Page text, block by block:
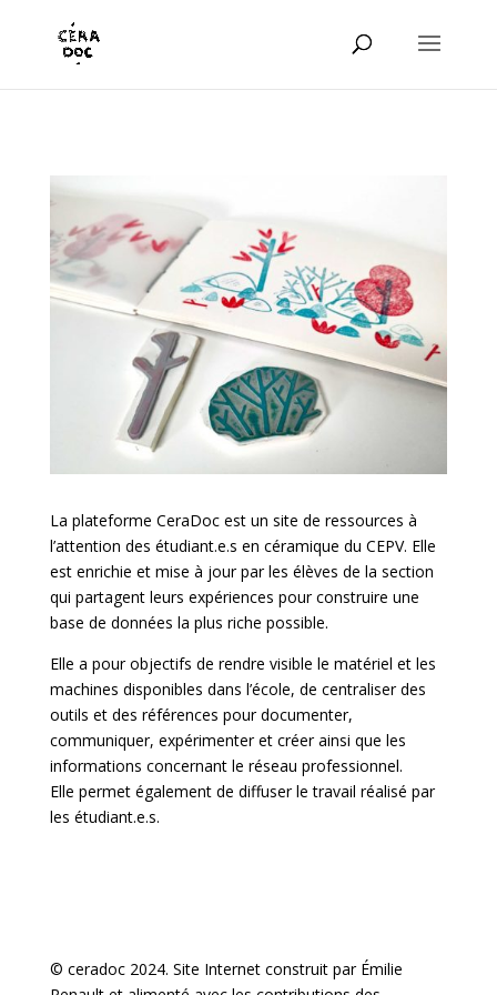
La plateforme CeraDoc est un site de ressources à
l’attention des étudiant.e.s en céramique du CEPV. Elle
est enrichie et mise à jour par les élèves de la section
qui partagent leurs expériences pour construire une
base de données la plus riche possible.
Elle a pour objectifs de rendre visible le matériel et les
machines disponibles dans l’école, de centraliser des
outils et des références pour documenter,
communiquer, expérimenter et créer ainsi que les
informations concernant le réseau professionnel.
Elle permet également de diffuser le travail réalisé par
les étudiant.e.s.
© ceradoc 2024. Site Internet construit par Émilie